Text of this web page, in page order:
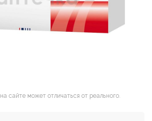
сайте может отличаться от реального.